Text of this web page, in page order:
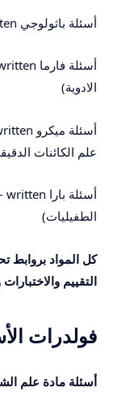
أسئلة باثولوجي MCQ - written (أسئلة في مادة علم الامراض)
الادوية)
علم الكائنات
الطفيليات)
كل المواد بروابط
التقييم
فولدرات
أسئلة مادة علم